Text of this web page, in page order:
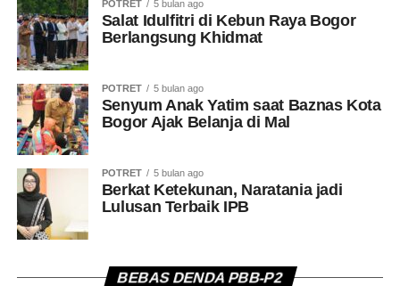
POTRET 5 bulan ago
Salat Idulfitri di Kebun Raya Bogor
Berlangsung Khidmat
POTRET 5 bulan ago
Senyum Anak Yatim saat Baznas Kota
Bogor Ajak Belanja di Mal
POTRET 5 bulan ago
Berkat Ketekunan, Naratania jadi
Lulusan Terbaik IPB
BEBAS DENDA PBB-P2